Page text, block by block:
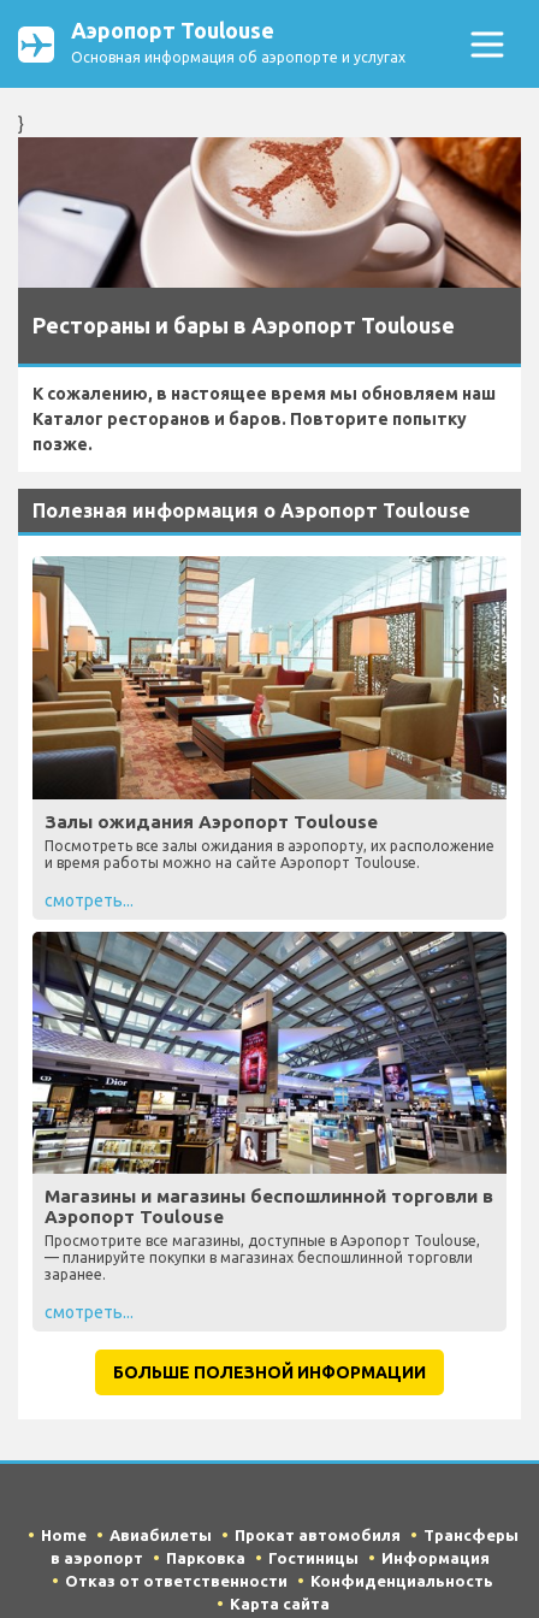
Аэропорт Toulouse
Основная информация об аэропорте и услугах
}
Рестораны и бары в Аэропорт Toulouse
К сожалению, в настоящее время мы обновляем наш
Каталог ресторанов и баров. Повторите попытку
позже.
Полезная информация о Аэропорт Toulouse
Залы ожидания Аэропорт Toulouse
Посмотреть все залы ожидания в аэропорту, их расположение
и время работы можно на сайте Аэропорт Toulouse.
смотреть...
Магазины и магазины беспошлинной торговли в
Аэропорт Toulouse
Просмотрите все магазины, доступные в Аэропорт Toulouse,
— планируйте покупки в магазинах беспошлинной торговли
заранее.
смотреть...
БОЛЬШЕ ПОЛЕЗНОЙ ИНФОРМАЦИИ
Home Авиабилеты Прокат автомобиля
Трансферы
в аэропорт
Парковка Гостиницы
Информация
Отказ от ответственности
Конфиденциальность
Карта сайта